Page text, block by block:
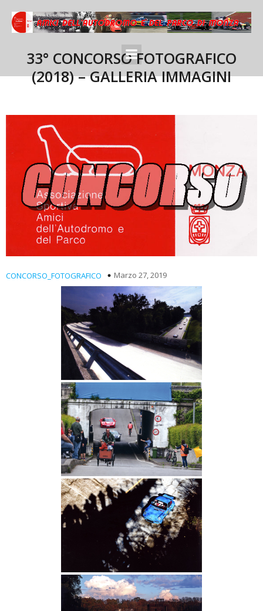
33° CONCORSO FOTOGRAFICO
(2018) – GALLERIA IMMAGINI
CONCORSO_FOTOGRAFICO Marzo 27, 2019